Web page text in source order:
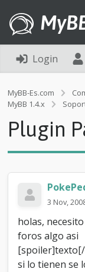
Login
MyBB-Es.com
MyBB 1.4.x
Plugin
3 Nov,
holas,
foros algo asi
si lo tienen se